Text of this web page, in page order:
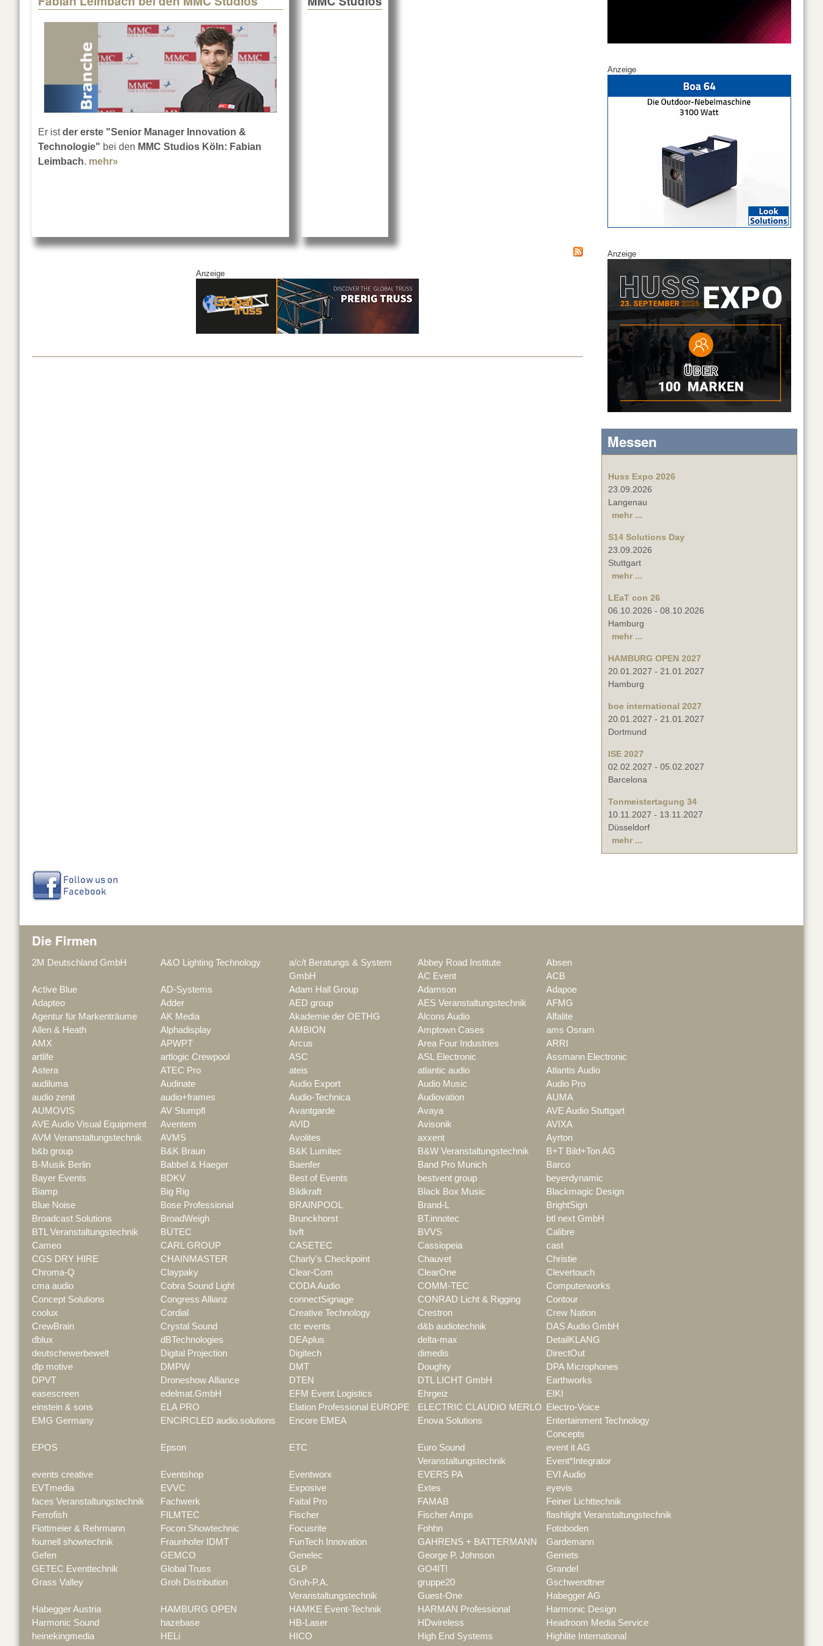
Er istder erste "Senior Manager Innovation &
Technologie" bei den MMC Studios Köln: Fabian
Leimbach. mehr»
Anzeige
Anzeige
Anzeige
Messen
Huss Expo 2026
23.09.2026
Langenau
mehr ...
S14 Solutions Day
23.09.2026
Stuttgart
mehr ...
LEaT con 26
06.10.2026 - 08.10.2026
Hamburg
mehr ...
HAMBURG OPEN 2027
20.01.2027 - 21.01.2027
Hamburg
boe international 2027
20.01.2027 - 21.01.2027
Dortmund
ISE 2027
02.02.2027 - 05.02.2027
Barcelona
Tonmeistertagung 34
10.11.2027 - 13.11.2027
Düsseldorf
mehr ...
Die Firmen
2M Deutschland GmbH A&O Lighting Technology
a/c/t Beratungs & System
GmbH
Abbey Road Institute
Absen
AC Event
ACB
Active Blue
AD-Systems Adam Hall Group Adamson
Adapoe
Adapteo
Adder AED group AES Veranstaltungstechnik
AFMG
Agentur für Markenträume
AK Media Akademie der OETHG Alcons Audio
Alfalite
Allen & Heath
Alphadisplay AMBION Amptown Cases
ams Osram
AMX
APWPT Arcus Area Four Industries
ARRI
artlife
artlogic Crewpool ASC ASL Electronic
Assmann Electronic
Astera
ATEC Pro ateis atlantic audio
Atlantis Audio
audiluma
Audinate Audio Export Audio Music
Audio Pro
audio zenit
audio+frames Audio-Technica Audiovation
AUMA
AUMOVIS
AV Stumpfl Avantgarde Avaya
AVE Audio Stuttgart
AVE Audio Visual Equipment
Aventem AVID Avisonik
AVIXA
AVM Veranstaltungstechnik
AVMS Avolites axxent
Ayrton
b&b group
B&K Braun B&K Lumitec B&W Veranstaltungstechnik
B+T Bild+Ton AG
B-Musik Berlin
Babbel & Haeger Baenfer Band Pro Munich
Barco
Bayer Events
BDKV Best of Events bestvent group
beyerdynamic
Biamp
Big Rig Bildkraft Black Box Music
Blackmagic Design
Blue Noise
Bose Professional BRAINPOOL Brand-L
BrightSign
Broadcast Solutions
BroadWeigh Brunckhorst BT.innotec
btl next GmbH
BTL Veranstaltungstechnik
BÜTEC bvft BVVS
Calibre
Cameo
CARL GROUP CASETEC Cassiopeia
cast
CGS DRY HIRE
CHAINMASTER Charly's Checkpoint Chauvet
Christie
Chroma-Q
Claypaky Clear-Com ClearOne
Clevertouch
cma audio
Cobra Sound Light CODA Audio COMM-TEC
Computerworks
Concept Solutions
Congress Allianz connectSignage CONRAD Licht & Rigging
Contour
coolux
Cordial Creative Technology Crestron
Crew Nation
CrewBrain
Crystal Sound ctc events d&b audiotechnik
DAS Audio GmbH
dblux
dBTechnologies DEAplus delta-max
DetailKLANG
deutschewerbewelt
Digital Projection Digitech dimedis
DirectOut
dlp motive
DMPW DMT Doughty
DPA Microphones
DPVT
Droneshow Alliance DTEN DTL LICHT GmbH
Earthworks
easescreen
edelmat.GmbH EFM Event Logistics Ehrgeiz
EIKI
einstein & sons
ELA PRO Elation Professional EUROPE ELECTRIC CLAUDIO MERLO
Electro-Voice
EMG Germany
ENCIRCLED audio.solutions Encore EMEA Enova Solutions
Entertainment Technology
Concepts
EPOS
Epson ETC
Euro Sound
Veranstaltungstechnik
event it AG
Event*Integrator
events creative
Eventshop Eventworx EVERS PA
EVI Audio
EVTmedia
EVVC Exposive Extes
eyevis
faces Veranstaltungstechnik
Fachwerk Faital Pro FAMAB
Feiner Lichttechnik
Ferrofish
FILMTEC Fischer Fischer Amps
flashlight Veranstaltungstechnik
Flottmeier & Rehrmann
Focon Showtechnic Focusrite Fohhn
Fotoboden
fournell showtechnik
Fraunhofer IDMT FunTech Innovation GAHRENS + BATTERMANN
Gardemann
Gefen
GEMCO Genelec George P. Johnson
Gerriets
GETEC Eventtechnik
Global Truss GLP GO4IT!
Grandel
Grass Valley
Groh Distribution
Groh-P.A.
Veranstaltungstechnik
gruppe20
Gschwendtner
Guest-One
Habegger AG
Habegger Austria
HAMBURG OPEN HAMKE Event-Technik HARMAN Professional
Harmonic Design
Harmonic Sound
hazebase HB-Laser HDwireless
Headroom Media Service
heinekingmedia
HELi HICO High End Systems
Highlite International